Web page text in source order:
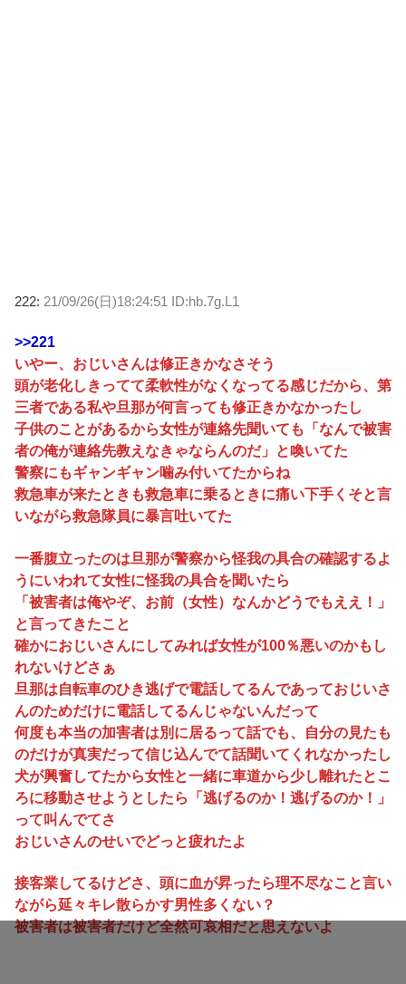
222: 21/09/26(日)18:24:51 ID:hb.7g.L1
>>221
いやー、おじいさんは修正きかなさそう
頭が老化しきってて柔軟性がなくなってる感じだから、第
三者である私や旦那が何言っても修正きかなかったし
子供のことがあるから女性が連絡先聞いても「なんで被害
者の俺が連絡先教えなきゃならんのだ」と喚いてた
警察にもギャンギャン噛み付いてたからね
救急車が来たときも救急車に乗るときに痛い下手くそと言
いながら救急隊員に暴言吐いてた
一番腹立ったのは旦那が警察から怪我の具合の確認するよ
うにいわれて女性に怪我の具合を聞いたら
「被害者は俺やぞ、お前（女性）なんかどうでもええ！」
と言ってきたこと
確かにおじいさんにしてみれば女性が100％悪いのかもし
れないけどさぁ
旦那は自転車のひき逃げで電話してるんであっておじいさ
んのためだけに電話してるんじゃないんだって
何度も本当の加害者は別に居るって話でも、自分の見たも
のだけが真実だって信じ込んでて話聞いてくれなかったし
犬が興奮してたから女性と一緒に車道から少し離れたとこ
ろに移動させようとしたら「逃げるのか！逃げるのか！」
って叫んでてさ
おじいさんのせいでどっと疲れたよ
接客業してるけどさ、頭に血が昇ったら理不尽なこと言い
ながら延々キレ散らかす男性多くない？
被害者は被害者だけど全然可哀相だと思えないよ